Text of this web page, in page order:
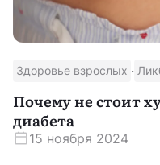
Здоровье взрослых ·
Почему не стоит
диабета
15 ноября 2024